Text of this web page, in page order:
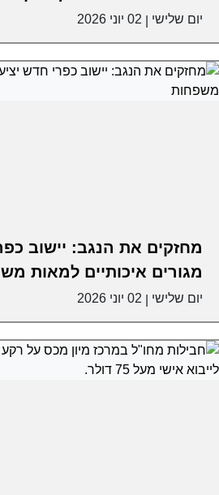
יום שלישי 02 יוני 2026
מחזקים את הנגב: יישוב
מגורים איכותיים למאות
יום שלישי 02 יוני 2026